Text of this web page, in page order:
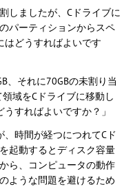
しましたが、Cドライブに
パーティションからスペ
はどうすればよいです
、それに70GBの未割り当
域をCドライブに移動し
すればよいですか？」
、時間が経つにつれてCド
起動するとディスク容量
ら、コンピュータの動作
ような問題を避けるため